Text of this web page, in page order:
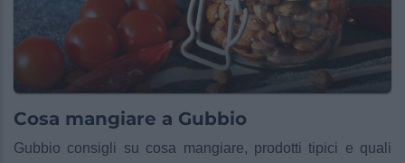
Cosa mangiare a Gubbio
Gubbio consigli su cosa mangiare, prodotti tipici e quali